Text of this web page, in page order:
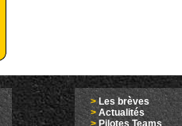
>Les brèves
> Actualités
> Pilotes Teams